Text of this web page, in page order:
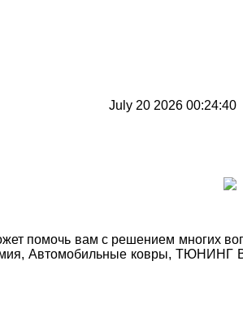
July 20 2026 00:24:40
вам с решением многих
Автомобильные ковры,